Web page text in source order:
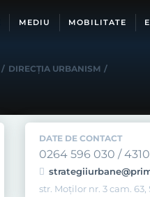
MEDIU MOBILITATE
/ DIRECŢIA URBANISM /
DATE DE CONTACT
0264 596 030 /
str. Moților nr. 3 cam. 63,